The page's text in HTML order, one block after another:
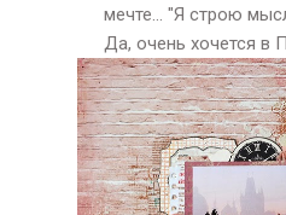
мечте... "Я строю
Да, очень хочется в